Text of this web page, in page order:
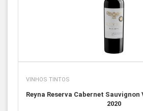
VINHOS TINTOS
Reyna Reserva Cabernet Sauvignon
2020